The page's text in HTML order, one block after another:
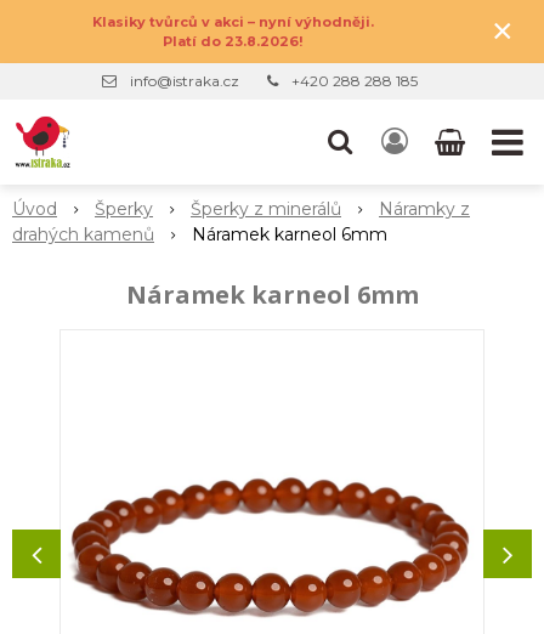
Klasiky tvůrců v akci – nyní výhodněji.
Platí do 23.8.2026!
×
info@istraka.cz +420 288 288 185
Úvod Šperky Šperky z minerálů
Náramky z
drahých kamenů
Náramek karneol 6mm
Náramek karneol 6mm